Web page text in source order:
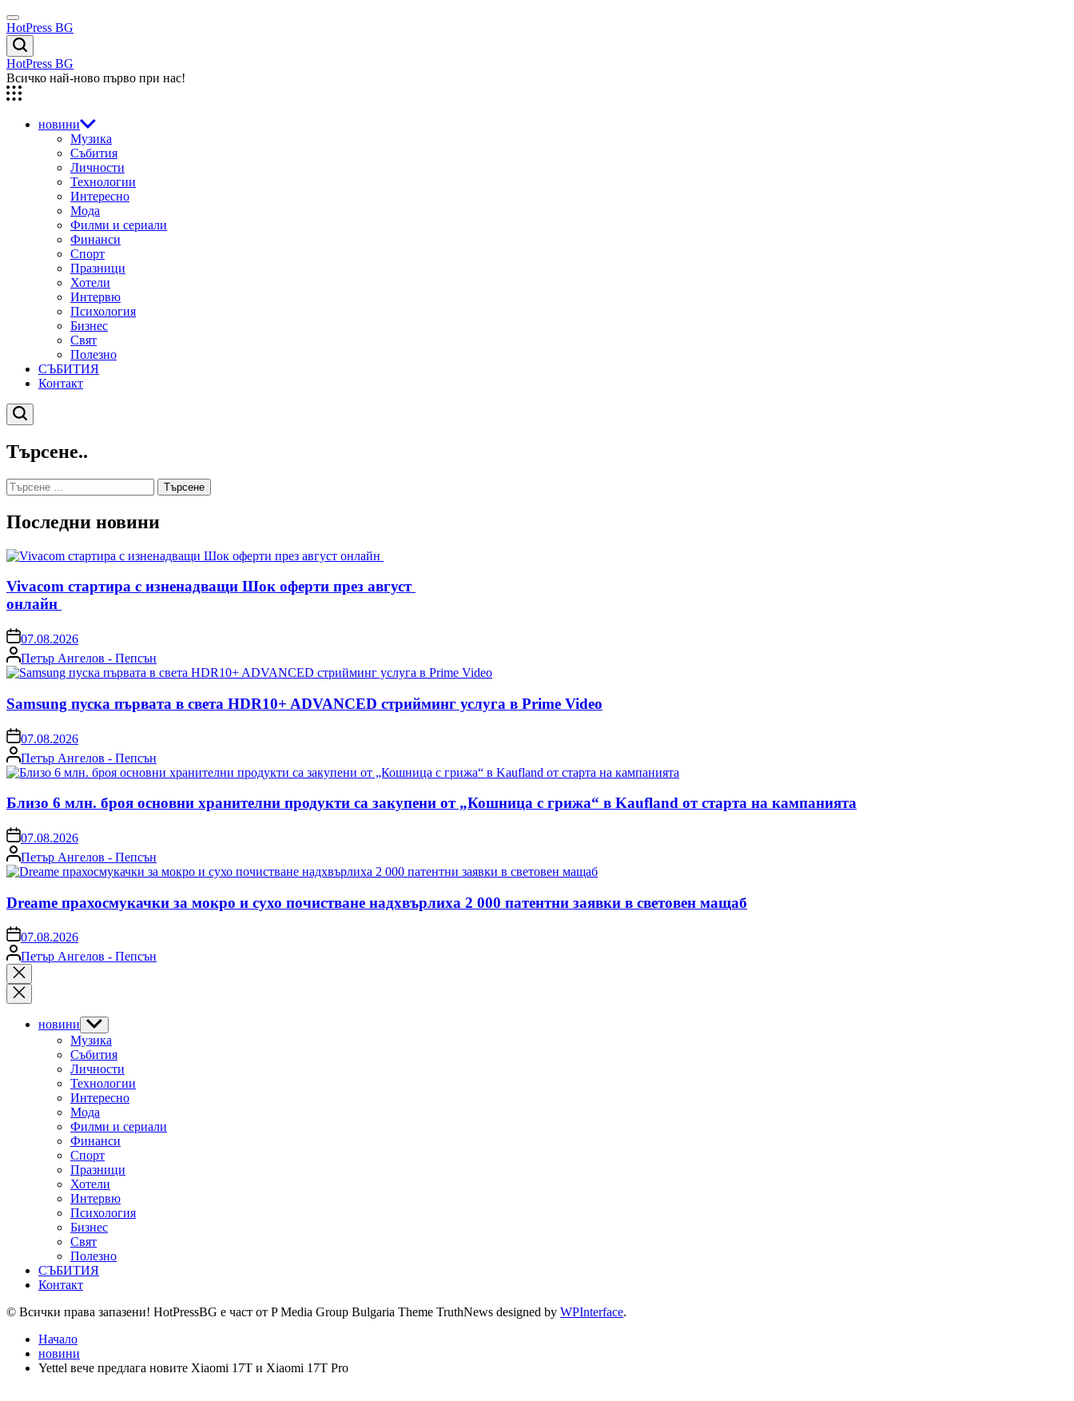
Skip
to
content
Menu
HotPress BG
Търсене
HotPress BG
Всичко най-ново първо при нас!
новини
Музика
Събития
Личности
Технологии
Интересно
Мода
Филми и сериали
Финанси
Спорт
Празници
Хотели
Интервю
Психология
Бизнес
Свят
Полезно
СЪБИТИЯ
Контакт
Търсене
Търсене..
Търсене
за:
Последни новини
Vivacom стартира с изненадващи Шок оферти през август
онлайн
on07.08.2026
Posted
by
Петър Ангелов - Пепсън
Samsung пуска първата в света HDR10+ ADVANCED стрийминг услуга в Prime Video
on07.08.2026
Posted
by
Петър Ангелов - Пепсън
Близо 6 млн. броя основни хранителни продукти са закупени от „Кошница с грижа“ в Kaufland от старта на кампанията
on07.08.2026
Posted
by
Петър Ангелов - Пепсън
Dreame прахосмукачки за мокро и сухо почистване надхвърлиха 2 000 патентни заявки в световен мащаб
on07.08.2026
Posted
by
Петър Ангелов - Пепсън
Close
search
новини Show
sub
menu
Музика
Събития
Личности
Технологии
Интересно
Мода
Филми и сериали
Финанси
Спорт
Празници
Хотели
Интервю
Психология
Бизнес
Свят
Полезно
СЪБИТИЯ
Контакт
© Всички права запазени! HotPressBG е част от P Media Group Bulgaria Theme TruthNews designed by WPInterface.
Начало
новини
Yettel вече предлага новите Xiaomi 17T и Xiaomi 17T Pro